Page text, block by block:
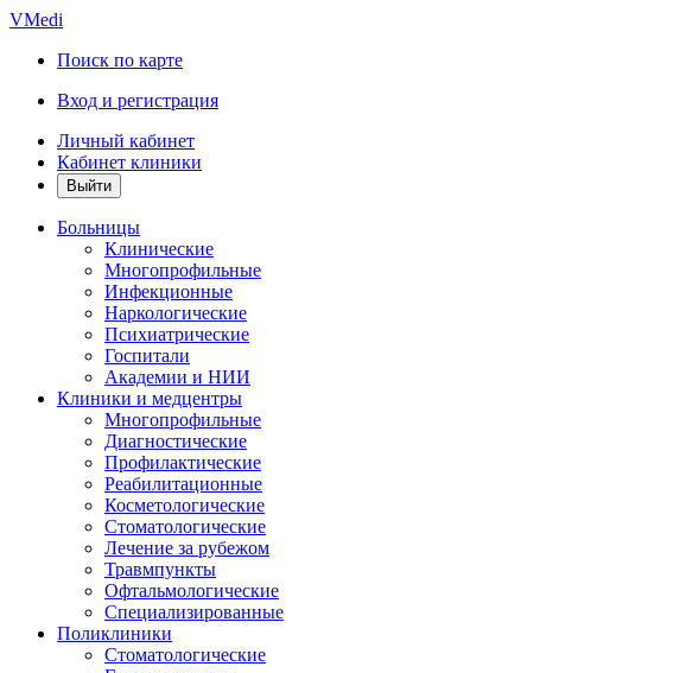
VMedi
Поиск по карте
Вход и регистрация
Личный кабинет
Кабинет клиники
Больницы
Клинические
Многопрофильные
Инфекционные
Наркологические
Психиатрические
Госпитали
Академии и НИИ
Клиники и медцентры
Многопрофильные
Диагностические
Профилактические
Реабилитационные
Косметологические
Стоматологические
Лечение за рубежом
Травмпункты
Офтальмологические
Специализированные
Поликлиники
Стоматологические